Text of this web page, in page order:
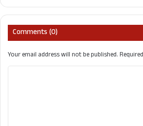
Comments (0)
Your email address will not be published.